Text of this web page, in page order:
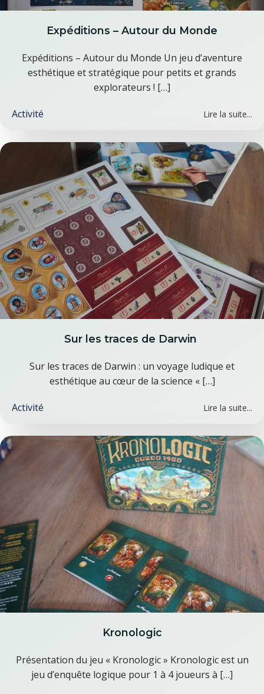
Expéditions – Autour du Monde
Expéditions – Autour du Monde Un jeu d’aventure
esthétique et stratégique pour petits et grands
explorateurs ! […]
Activité Lire la suite...
Sur les traces de Darwin
Sur les traces de Darwin : un voyage ludique et
esthétique au cœur de la science « […]
Activité Lire la suite...
Kronologic
Présentation du jeu « Kronologic » Kronologic est un
jeu d’enquête logique pour 1 à 4 joueurs à […]